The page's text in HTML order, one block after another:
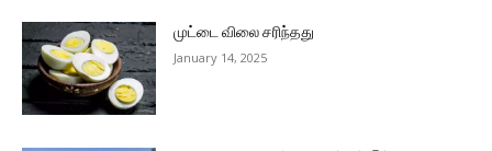
முட்டை விலை சரிந்தது
January 14, 2025